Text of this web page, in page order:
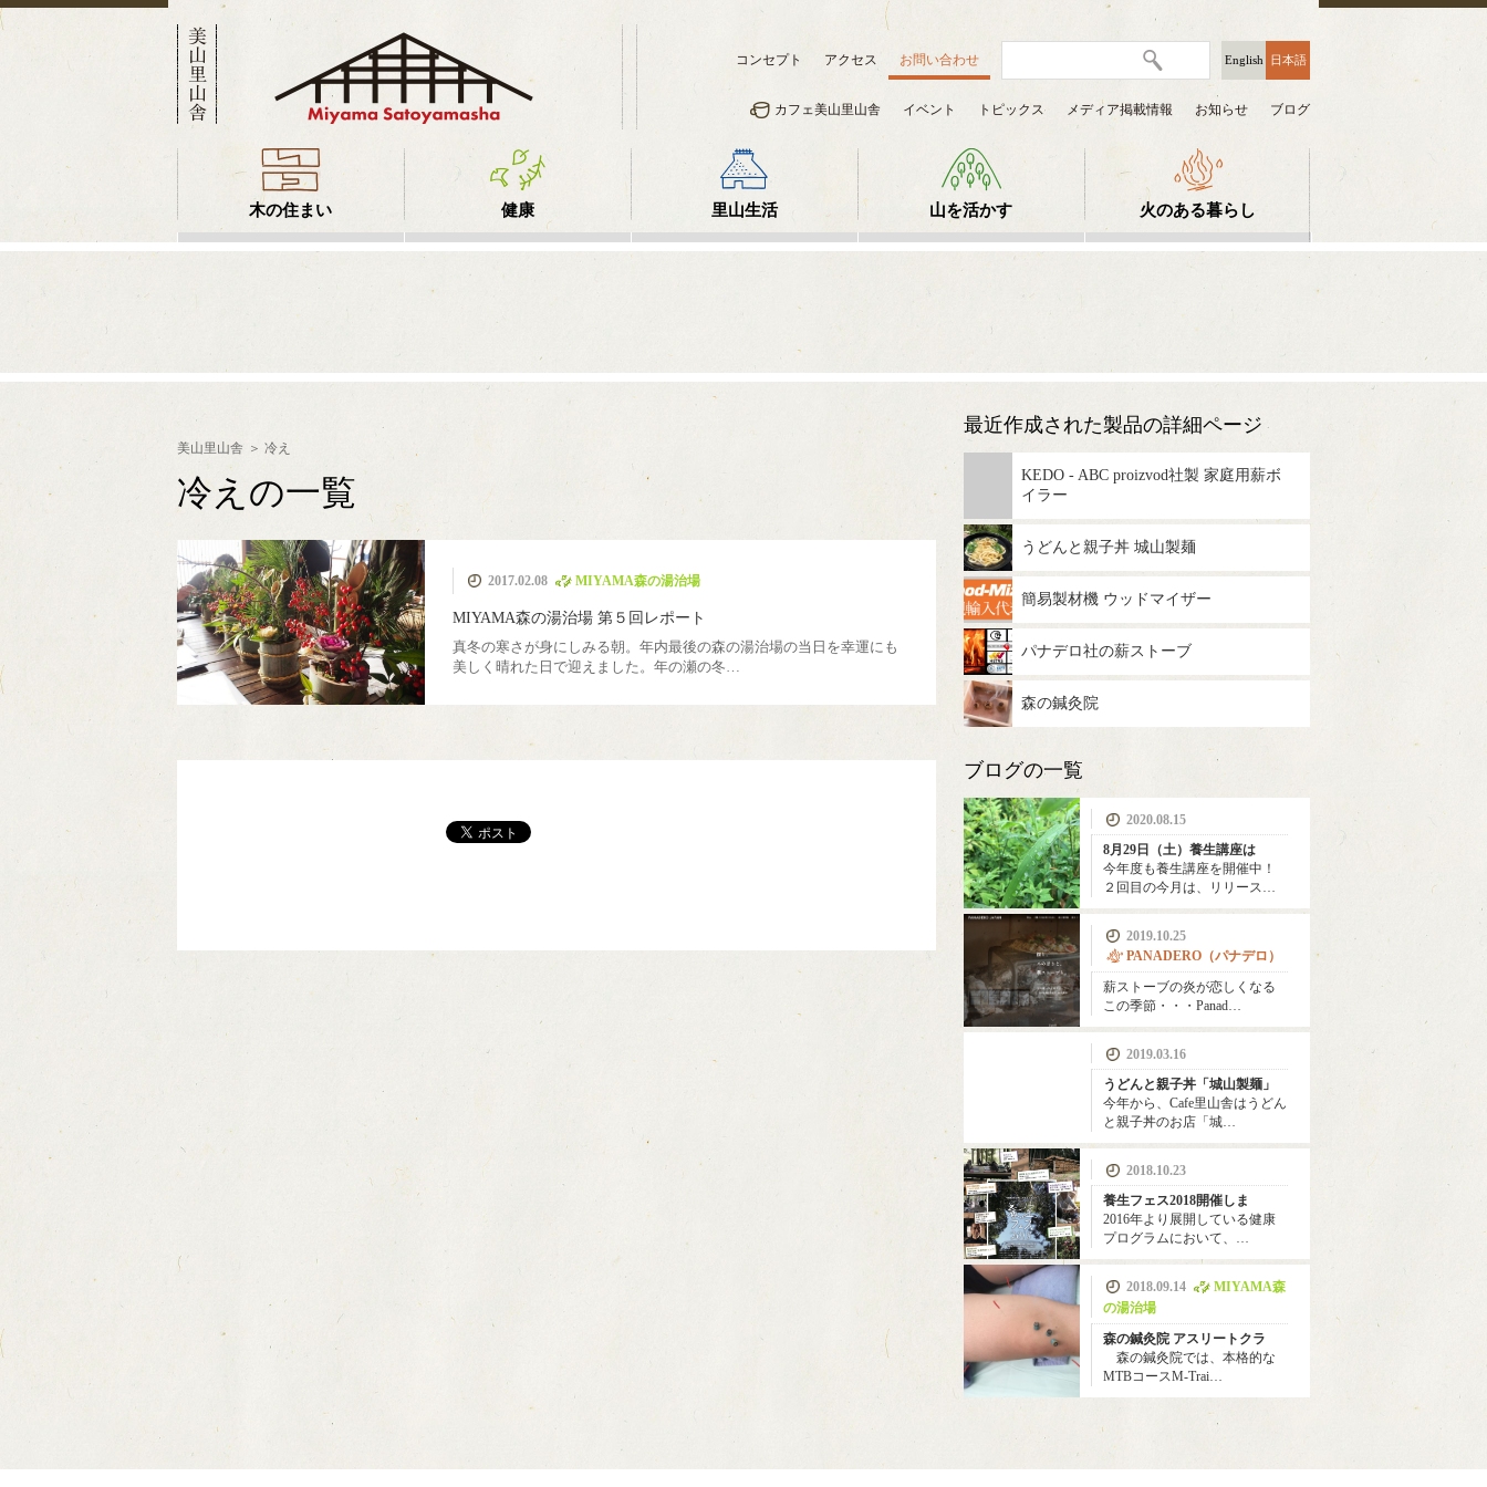
コンセプト アクセス お問い合わせ English 日本語
カフェ美山里山舎 イベント トピックス メディア掲載情報 お知らせ ブログ
木の住まい 健康 里山生活 山を活かす 火のある暮らし
伝統建築 モバイルハウス
MIYAMA森の湯治
場
カフェ美山里山舎 ピコ水力発電
極小規模木質資源
フル活用
簡易製材機 ウッド
マイザー
ウッドチッパー
薪ストーブ 薪ボイラー
美山里山舎 冷え
冷えの一覧
2017.02.08 MIYAMA森の湯治場
MIYAMA森の湯治場 第５回レポート
真冬の寒さが身にしみる朝。年内最後の森の湯治場の当日を幸運にも
美しく晴れた日で迎えました。年の瀬の冬…
最近作成された製品の詳細ページ
KEDO - ABC proizvod社製 家庭用薪ボ
イラー
うどんと親子丼 城山製麺
簡易製材機 ウッドマイザー
パナデロ社の薪ストーブ
森の鍼灸院
ブログの一覧
2020.08.15
8月29日（土）養生講座は
今年度も養生講座を開催中！
２回目の今月は、リリース…
2019.10.25
PANADERO（パナデロ）
薪ストーブの炎が恋しくなる
この季節・・・Panad…
2019.03.16
うどんと親子丼「城山製麺」
今年から、Cafe里山舎はうどん
と親子丼のお店「城…
2018.10.23
養生フェス2018開催しま
2016年より展開している健康
プログラムにおいて、…
2018.09.14
MIYAMA森
の湯治場
森の鍼灸院 アスリートクラ
森の鍼灸院では、本格的な
MTBコースM-Trai…